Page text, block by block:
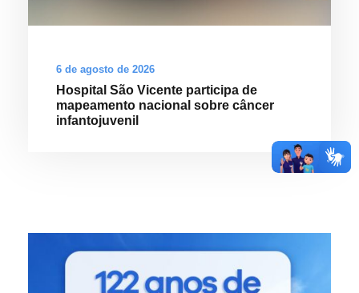
6 de agosto de 2026
Hospital São Vicente participa de
mapeamento nacional sobre câncer
infantojuvenil